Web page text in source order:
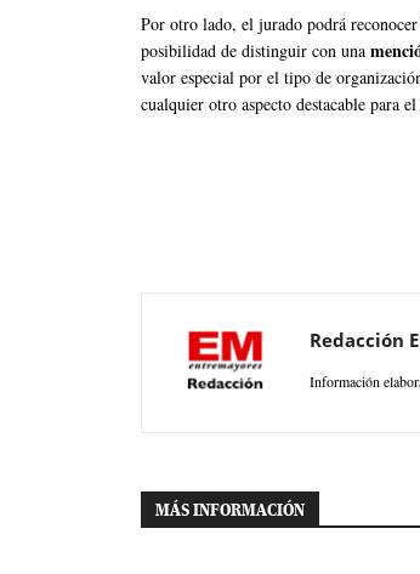
Por otro lado, el jurado podrá reconocer
posibilidad de distinguir con una
valor especial por el tipo de
cualquier otro aspecto destacable para
Redacción
Información
MÁS INFORMACIÓN